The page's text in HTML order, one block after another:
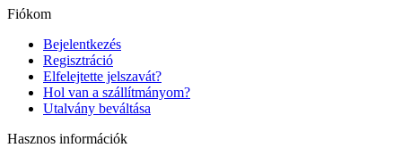
Fiókom
Bejelentkezés
Regisztráció
Elfelejtette jelszavát?
Hol van a szállítmányom?
Utalvány beváltása
Hasznos információk